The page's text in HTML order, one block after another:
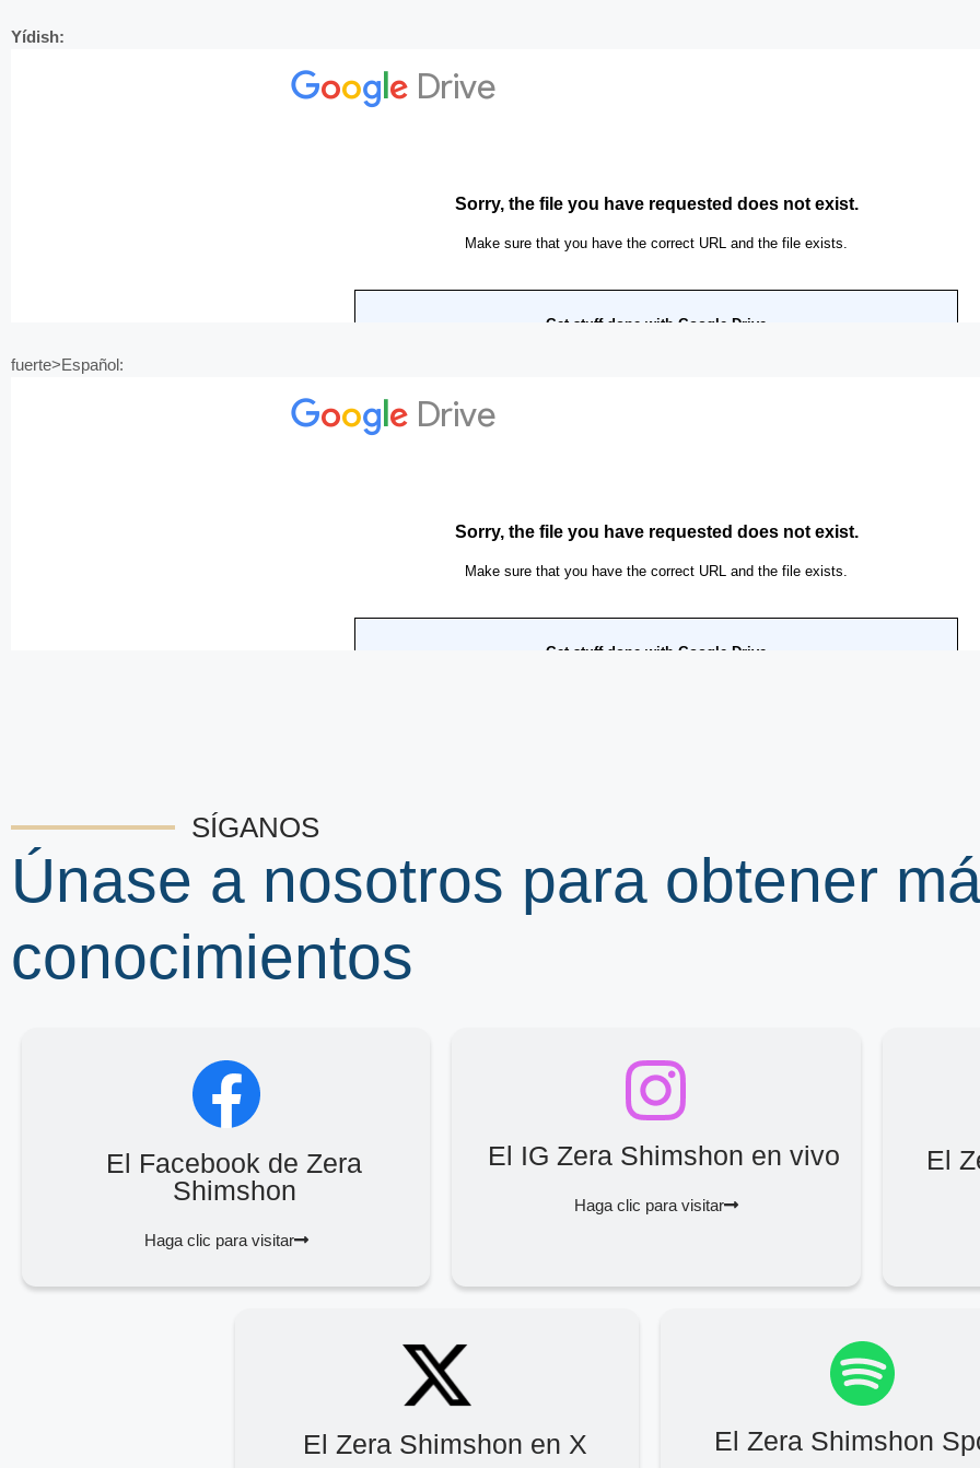
Yídish:
fuerte>Español:
SÍGANOS
Únase a nosotros para obtener
conocimientos
El Facebook de Zera
Shimshon
Haga clic para visitar
El IG Zera Shimshon en vivo
Haga clic para visitar
El
El Zera Shimshon en X El Zera Shimshon